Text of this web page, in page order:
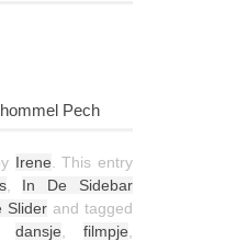
Pech
Irene . This entry
, In De Sidebar
Sliderand tagged
dansje filmpje